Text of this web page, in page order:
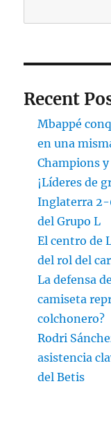
Recent
Mbappé
en una
Champions
¡Líderes de
Inglaterra 2-
del Grupo L
El centro de
del rol del
La defensa
camiseta
colchonero?
Rodri
asistencia
del Betis